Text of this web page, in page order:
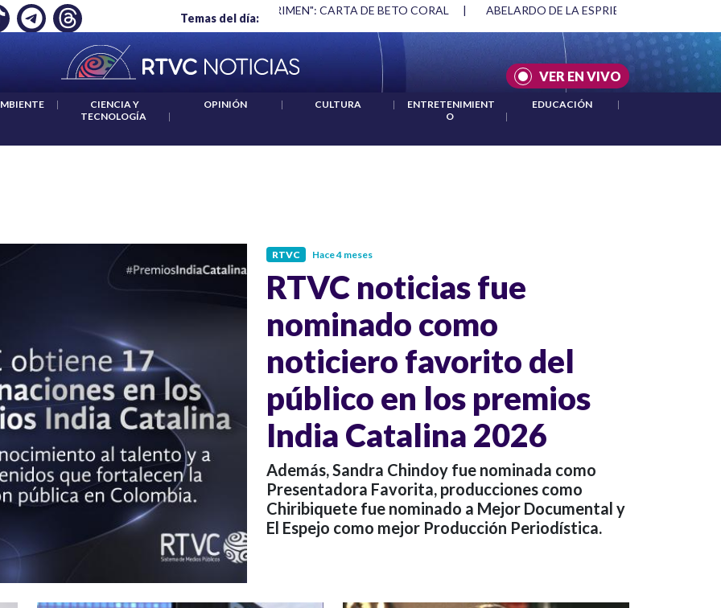
Temas del día:
EMPLEO: JP MORGAN "HABLAR NO ES UN CRIMEN": CARTA DE BETO CORAL | ABELARDO DE LA ESPRIELLA Y DMG
VER EN VIVO
|
CIENCIA Y
TECNOLOGÍA
|
OPINIÓN | CULTURA |
ENTRETENIMIENT
O
|
EDUCACIÓN
|
RTVC Hace 4 meses
RTVC noticias fue
nominado como
noticiero favorito del
público en los premios
India Catalina 2026
Además, Sandra Chindoy fue nominada como
Presentadora Favorita, producciones como
Chiribiquete fue nominado a Mejor Documental y
El Espejo como mejor Producción Periodística.